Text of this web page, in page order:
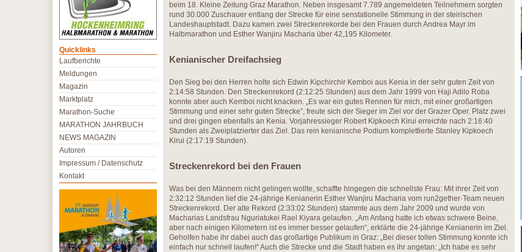
beim 18. Kleine Zeitung Graz Marathon. Neben insgesamt 7.789 angemeldeten Teilnehmern sorgten
rund 30.000 Zuschauer entlang der Strecke für eine senstationelle Stimmung in der steirischen
Landeshauptstadt. Dazu kamen zwei Streckenrekorde bei den Frauen durch Andrea Mayr im
Halbmarathon und Esther Wanjiru Macharia über 42,195 Kilometer.
Kenianischer Dreifachsieg
Den Sieg bei den Herren holte sich Edwin Kipchirchir Kemboi aus Kenia in der sehr guten Zeit von
2:14:58 Stunden. Den Streckenrekord (2:12:25 Stunden) aus dem Jahr 1999 von Haji Adilo Roba
konnte aber auch Kemboi nicht knacken. „Es war ein gutes Rennen für mich, mit einer großartigen
Stimmung und einer sehr guten Strecke”, freute sich der Sieger im Ziel vor der Grazer Oper. Platz zwei
und drei gingen ebenfalls an Kenia. Vorjahressieger Robert Kipkoech Kirui erreichte nach 2:16:40
Stunden als Zweiplatzierter das Ziel. Das rein kenianische Podium komplettierte Stanley Kipkoech
Kirui (2:17:19 Stunden).
Streckenrekord bei den Frauen
Was bei den Männern nicht gelingen wollte, schaffte hingegen die schnellste Frau: Mit ihrer Zeit von
2:32:12 Stunden lief die 24-jährige Kenianerin Esther Wanjiru Macharia vom run2gether-Team neuen
Streckenrekord. Der alte Rekord (2:33:02 Stunden) stammte aus dem Jahr 2009 und wurde von
Macharias Landsfrau Nguriatukei Rael Kiyara gelaufen. „Am Anfang hatte ich etwas schwere Beine,
aber nach einigen Kilometern ist es immer besser gelaufen“, erklärte die 24-jährige Kenianerin im Ziel.
Geholfen habe ihr dabei auch das großartige Publikum in Graz: „Bei dieser tollen Stimmung konnte ich
einfach nur schnell laufen!“ Auch die Strecke und die Stadt haben es ihr angetan: „Ich habe es sehr
Quicklinks
Laufberichte
Meldungen
Magazin
Marktplatz
Marathon-Suche
MARATHON JAHRBUCH
NEWS MAGAZIN
Autoren
Impressum / Datenschutz
Kontakt